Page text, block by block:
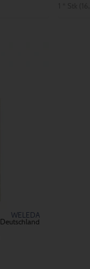
WELEDA
Deutschland